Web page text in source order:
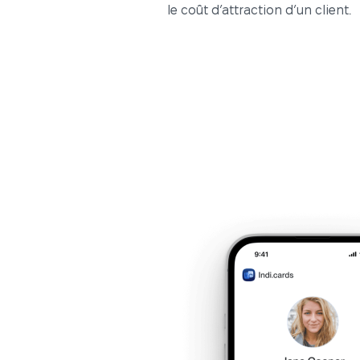
le coût d’attraction d’un client.